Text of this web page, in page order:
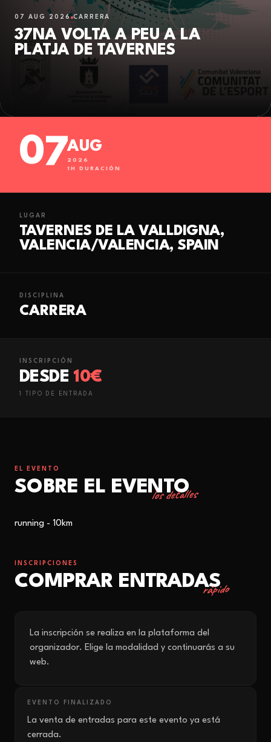
07 AUG 2026 CARRERA
37NA VOLTA A PEU A LA
PLATJA DE TAVERNES
07AUG
2026
1H DURACIÓN
LUGAR
TAVERNES DE LA VALLDIGNA,
VALENCIA/VALENCIA, SPAIN
DISCIPLINA
CARRERA
INSCRIPCIÓN
DESDE 10€
1 TIPO DE ENTRADA
EL EVENTO
SOBRE EL EVENTO
los detalles
running - 10km
INSCRIPCIONES
COMPRAR ENTRADAS
rápido
La inscripción se realiza en la plataforma del
organizador. Elige la modalidad y continuarás a su
web.
EVENTO FINALIZADO
La venta de entradas para este evento ya está
cerrada.